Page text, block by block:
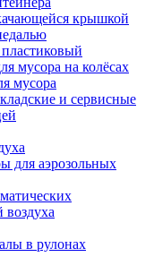
крышкой
мусора на колёсах
мусора
и сервисные
для аэрозольных
воздуха
в рулонах